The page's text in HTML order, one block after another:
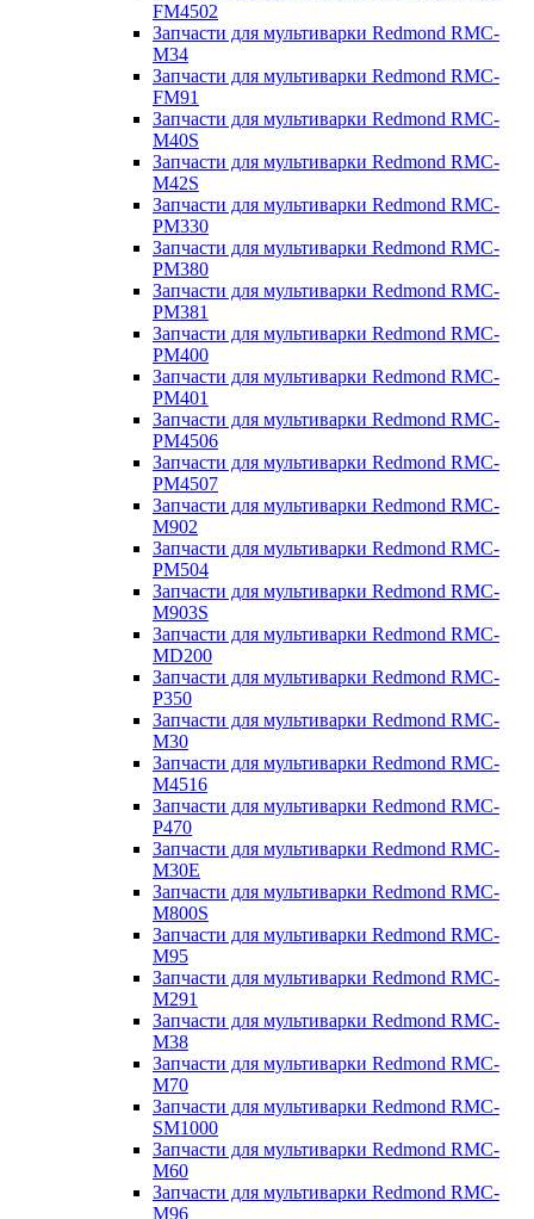
FM4502
Запчасти для мультиварки Redmond RMC-
M34
Запчасти для мультиварки Redmond RMC-
FM91
Запчасти для мультиварки Redmond RMC-
M40S
Запчасти для мультиварки Redmond RMC-
M42S
Запчасти для мультиварки Redmond RMC-
PM330
Запчасти для мультиварки Redmond RMC-
PM380
Запчасти для мультиварки Redmond RMC-
PM381
Запчасти для мультиварки Redmond RMC-
PM400
Запчасти для мультиварки Redmond RMC-
PM401
Запчасти для мультиварки Redmond RMC-
PM4506
Запчасти для мультиварки Redmond RMC-
PM4507
Запчасти для мультиварки Redmond RMC-
M902
Запчасти для мультиварки Redmond RMC-
PM504
Запчасти для мультиварки Redmond RMC-
M903S
Запчасти для мультиварки Redmond RMC-
MD200
Запчасти для мультиварки Redmond RMC-
P350
Запчасти для мультиварки Redmond RMC-
M30
Запчасти для мультиварки Redmond RMC-
M4516
Запчасти для мультиварки Redmond RMC-
P470
Запчасти для мультиварки Redmond RMC-
M30E
Запчасти для мультиварки Redmond RMC-
M800S
Запчасти для мультиварки Redmond RMC-
M95
Запчасти для мультиварки Redmond RMC-
M291
Запчасти для мультиварки Redmond RMC-
M38
Запчасти для мультиварки Redmond RMC-
M70
Запчасти для мультиварки Redmond RMC-
SM1000
Запчасти для мультиварки Redmond RMC-
M60
Запчасти для мультиварки Redmond RMC-
M96